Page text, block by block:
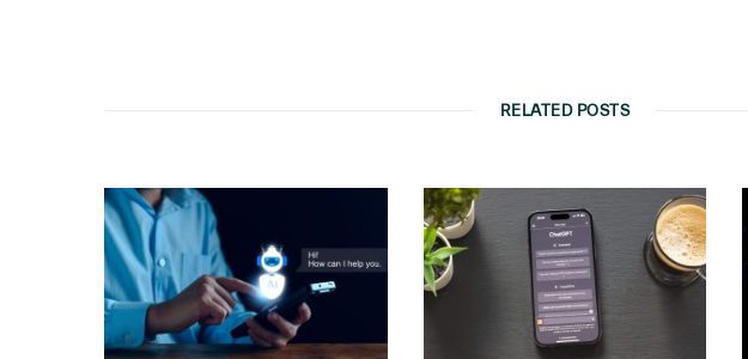
RELATED POSTS